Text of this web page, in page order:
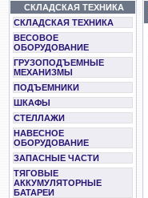
СКЛАДСКАЯ ТЕХНИКА
СКЛАДСКАЯ ТЕХНИКА
ВЕСОВОЕ
ОБОРУДОВАНИЕ
ГРУЗОПОДЪЕМНЫЕ
МЕХАНИЗМЫ
ПОДЪЕМНИКИ
ШКАФЫ
СТЕЛЛАЖИ
НАВЕСНОЕ
ОБОРУДОВАНИЕ
ЗАПАСНЫЕ ЧАСТИ
ТЯГОВЫЕ
АККУМУЛЯТОРНЫЕ
БАТАРЕИ